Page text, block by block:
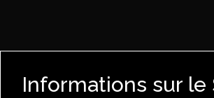
Informations sur le